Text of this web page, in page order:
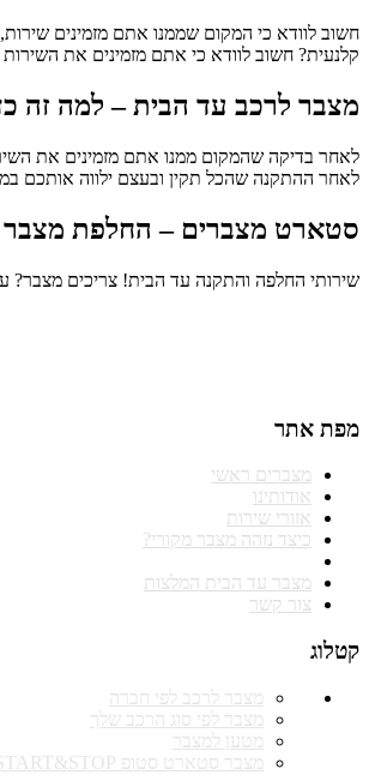
חשוב לוודא כי המקום שממנו אתם מזמינים
קלנעית? חשוב לוודא כי אתם מזמינים את
מצבר לרכב עד הבית – למה זה
לאחר בדיקה שהמקום ממנו אתם מזמינים את
לאחר ההתקנה שהכל תקין ובעצם ילווה אותכם
סטארט מצברים – החלפת מצבר
שירותי החלפה והתקנה עד הבית! צריכים מצבר? עלינו. כל סוגי
מפת אתר
מצברים ראשי
אודותינו
אזורי שירות
כיצד נזהה מצבר מקורי?
מצבר עד הבית המלצות
צור קשר
קטלוג
מצבר לרכב לפי חברה
מצבר לפי סוג הרכב שלך
מטען למצבר
מצבר סטארט סטופ START&STOP